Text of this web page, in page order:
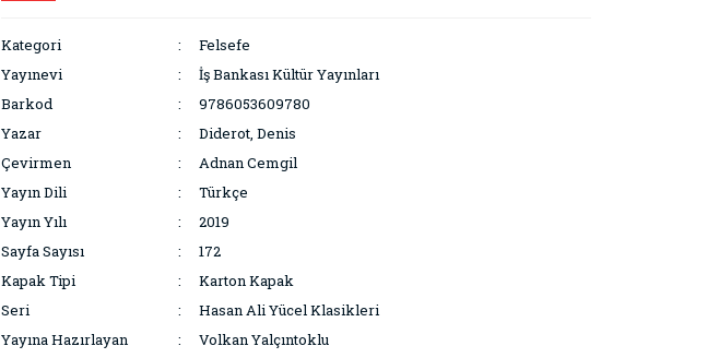
Kategori
Felsefe
Yayınevi
İş Bankası Kültür Yayınları
Barkod
9786053609780
Yazar
Diderot, Denis
Çevirmen
Adnan Cemgil
Yayın Dili
Türkçe
Yayın Yılı
2019
Sayfa Sayısı
172
Kapak Tipi
Karton Kapak
Seri
Hasan Ali Yücel Klasikleri
Yayına Hazırlayan
Volkan Yalçıntoklu